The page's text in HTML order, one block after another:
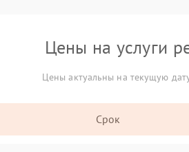
Цены на услуги
Цены актуальны на текущую
Срок